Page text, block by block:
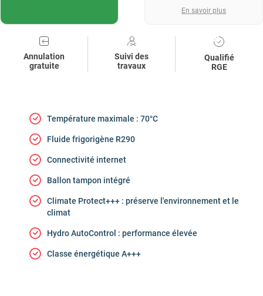
En savoir plus
Annulation
gratuite
Suivi des
travaux
Qualifié
RGE
Température maximale : 70°C
Fluide frigorigène R290
Connectivité internet
Ballon tampon intégré
Climate Protect+++ : préserve l'environnement et le
climat
Hydro AutoControl : performance élevée
Classe énergétique A+++